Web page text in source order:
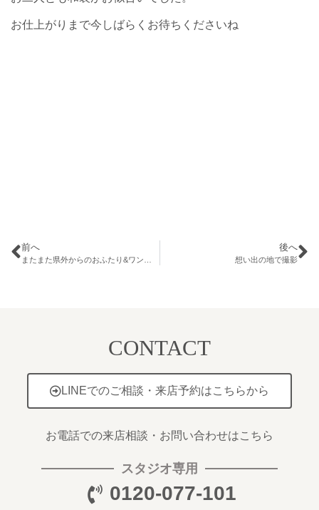
お仕上がりまで今しばらくお待ちくださいね
前へ 後へ
想い出の地で撮影
CONTACT
LINEでのご相談・来店予約はこちらから
お電話での来店相談・お問い合わせはこちら
スタジオ専用
0120-077-101